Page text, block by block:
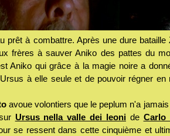
prêt à combattre. Après une dure
frères à sauver Aniko des pattes du
Aniko qui grâce à la magie noire a
à elle seule et de pouvoir régner en
avoue volontiers que le peplum n'a
Ursus nella valle dei leonide Carlo
se ressent dans cette cinquième et